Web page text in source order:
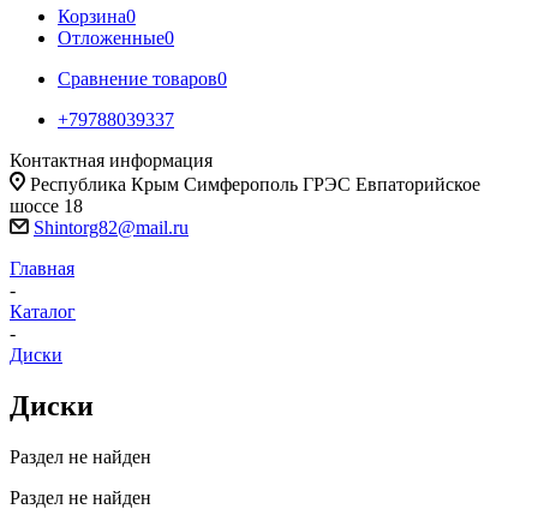
Корзина0
Отложенные0
Сравнение товаров0
+79788039337
Контактная информация
Республика Крым Симферополь ГРЭС Евпаторийское
шоссе 18
Shintorg82@mail.ru
Главная
-
Каталог
-
Диски
Диски
Раздел не найден
Раздел не найден